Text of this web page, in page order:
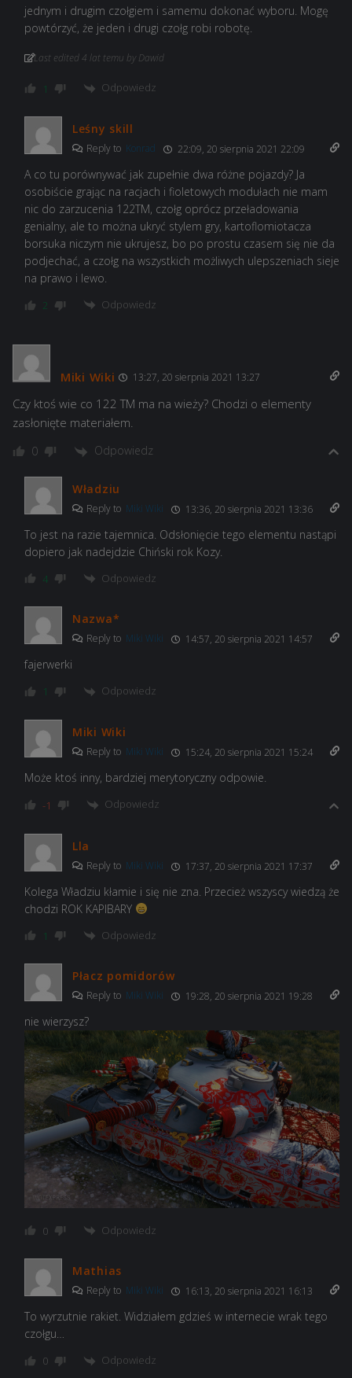
jednym i drugim czołgiem i samemu dokonać wyboru. Mogę
powtórzyć, że jeden i drugi czołg robi robotę.
Last edited 4 lat temu by Dawid
1 Odpowiedz
Leśny skill
Reply to Konrad 22:09, 20 sierpnia 2021 22:09
A co tu porównywać jak zupełnie dwa różne pojazdy? Ja
osobiście grając na racjach i fioletowych modułach nie mam
nic do zarzucenia 122TM, czołg oprócz przeładowania
genialny, ale to można ukryć stylem gry, kartoflomiotacza
borsuka niczym nie ukrujesz, bo po prostu czasem się nie da
podjechać, a czołg na wszystkich możliwych ulepszeniach sieje
na prawo i lewo.
2 Odpowiedz
Miki Wiki 13:27, 20 sierpnia 2021 13:27
Czy ktoś wie co 122 TM ma na wieży? Chodzi o elementy
zasłonięte materiałem.
0 Odpowiedz
Władziu
Reply to Miki Wiki 13:36, 20 sierpnia 2021 13:36
To jest na razie tajemnica. Odsłonięcie tego elementu nastąpi
dopiero jak nadejdzie Chiński rok Kozy.
4 Odpowiedz
Nazwa*
Reply to Miki Wiki 14:57, 20 sierpnia 2021 14:57
fajerwerki
1 Odpowiedz
Miki Wiki
Reply to Miki Wiki 15:24, 20 sierpnia 2021 15:24
Może ktoś inny, bardziej merytoryczny odpowie.
-1 Odpowiedz
Lla
Reply to Miki Wiki 17:37, 20 sierpnia 2021 17:37
Kolega Władziu kłamie i się nie zna. Przecież wszyscy wiedzą że
chodzi ROK KAPIBARY
1 Odpowiedz
Płacz pomidorów
Reply to Miki Wiki 19:28, 20 sierpnia 2021 19:28
nie wierzysz?
0 Odpowiedz
Mathias
Reply to Miki Wiki 16:13, 20 sierpnia 2021 16:13
To wyrzutnie rakiet. Widziałem gdzieś w internecie wrak tego
czołgu…
0 Odpowiedz